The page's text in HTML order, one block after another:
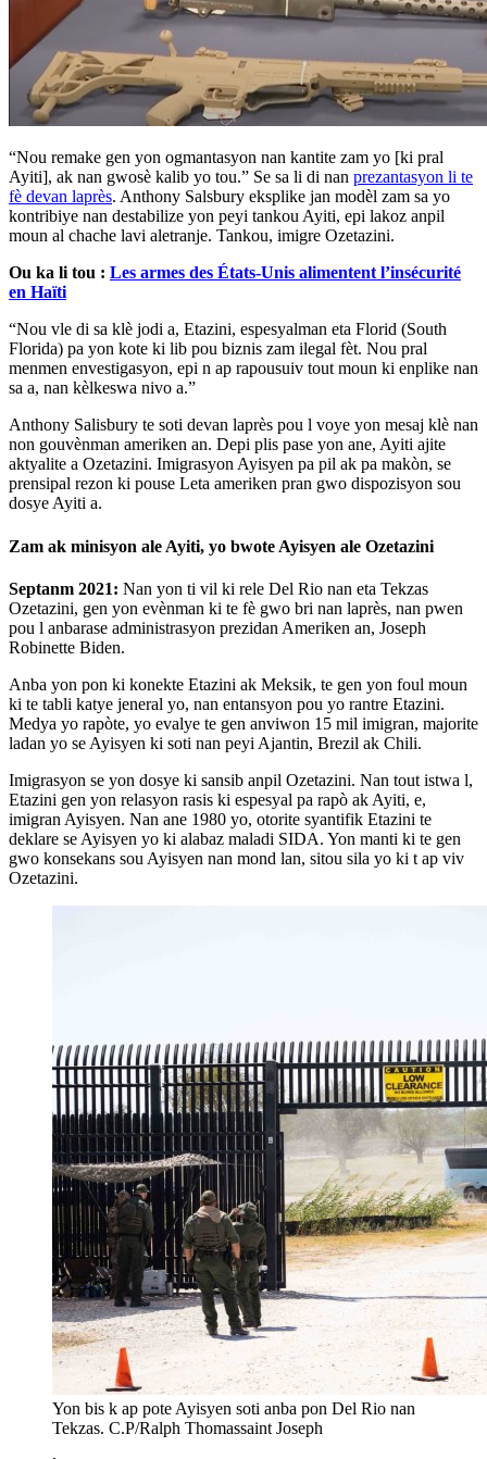
“Nou remake gen yon ogmantasyon nan kantite zam yo [ki pral
Ayiti], ak nan gwosè kalib yo tou.” Se sa li di nan prezantasyon li te
fè devan laprès. Anthony Salsbury eksplike jan modèl zam sa yo
kontribiye nan destabilize yon peyi tankou Ayiti, epi lakoz anpil
moun al chache lavi aletranje. Tankou, imigre Ozetazini.
Ou ka li tou : Les armes des États-Unis alimentent l’insécurité
en Haïti
“Nou vle di sa klè jodi a, Etazini, espesyalman eta Florid (South
Florida) pa yon kote ki lib pou biznis zam ilegal fèt. Nou pral
menmen envestigasyon, epi n ap rapousuiv tout moun ki enplike nan
sa a, nan kèlkeswa nivo a.”
Anthony Salisbury te soti devan laprès pou l voye yon mesaj klè nan
non gouvènman ameriken an. Depi plis pase yon ane, Ayiti ajite
aktyalite a Ozetazini. Imigrasyon Ayisyen pa pil ak pa makòn, se
prensipal rezon ki pouse Leta ameriken pran gwo dispozisyon sou
dosye Ayiti a.
Zam ak minisyon ale Ayiti, yo bwote Ayisyen ale Ozetazini
Septanm 2021: Nan yon ti vil ki rele Del Rio nan eta Tekzas
Ozetazini, gen yon evènman ki te fè gwo bri nan laprès, nan pwen
pou l anbarase administrasyon prezidan Ameriken an, Joseph
Robinette Biden.
Anba yon pon ki konekte Etazini ak Meksik, te gen yon foul moun
ki te tabli katye jeneral yo, nan entansyon pou yo rantre Etazini.
Medya yo rapòte, yo evalye te gen anviwon 15 mil imigran, majorite
ladan yo se Ayisyen ki soti nan peyi Ajantin, Brezil ak Chili.
Imigrasyon se yon dosye ki sansib anpil Ozetazini. Nan tout istwa l,
Etazini gen yon relasyon rasis ki espesyal pa rapò ak Ayiti, e,
imigran Ayisyen. Nan ane 1980 yo, otorite syantifik Etazini te
deklare se Ayisyen yo ki alabaz maladi SIDA. Yon manti ki te gen
gwo konsekans sou Ayisyen nan mond lan, sitou sila yo ki t ap viv
Ozetazini.
Yon bis k ap pote Ayisyen soti anba pon Del Rio nan
Tekzas. C.P/Ralph Thomassaint Joseph